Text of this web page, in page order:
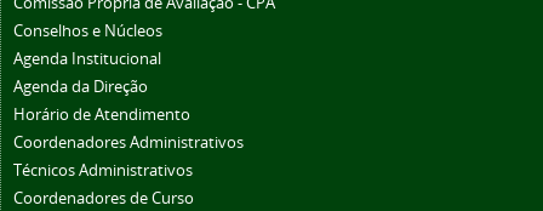
Conselhos e Núcleos
Agenda Institucional
Agenda da Direção
Horário de Atendimento
Coordenadores Administrativos
Técnicos Administrativos
Coordenadores de Curso